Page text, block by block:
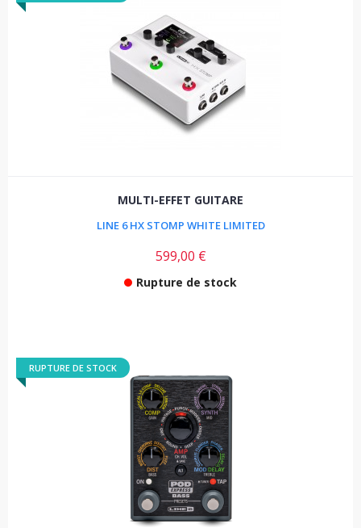
MULTI-EFFET GUITARE
LINE 6 HX STOMP WHITE LIMITED
599,00 €
Rupture de stock
RUPTURE DE STOCK